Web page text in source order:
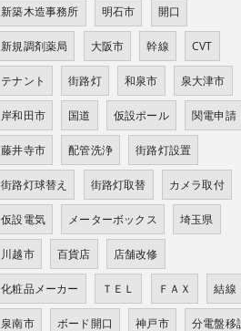
新築木造事務所 明石市 開口
新規調剤薬局 大阪市 幹線 CVT
テナント 街路灯 和泉市 泉大津市
岸和田市 国道 仮設ポール 関電申請
藤井寺市 配管洗浄 街路灯設置
街路灯球替え 街路灯取替 カメラ取付
仮設電気 メーターボックス 埼玉県
川越市 百貨店 店舗改修
化粧品メーカー ＴＥＬ ＦＡＸ 結線
泉南市 ボード開口 神戸市 分電盤移